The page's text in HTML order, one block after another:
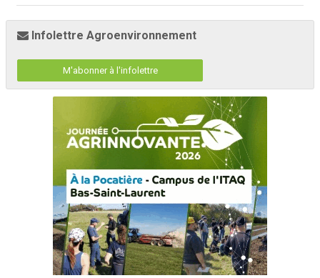
Infolettre Agroenvironnement
M'abonner à l'infolettre